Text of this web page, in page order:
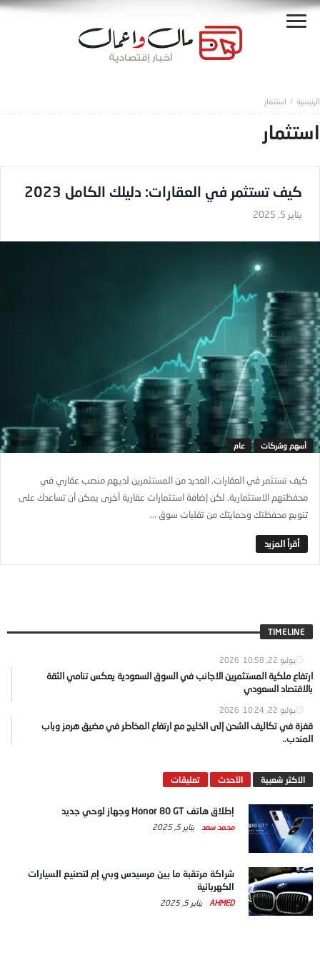
استثمار
استثمار
كيف تستثمر في العقارات: دليلك الكامل 2023
يناير 5, 2025
أسهم وشركات عام
كيف تستثمر في العقارات, العديد من المستثمرين لديهم منصب عقاري في
محفظتهم الاستثمارية. لكن إضافة استثمارات عقارية أخرى يمكن أن تساعدك على
تنويع محفظتك وحمايتك من تقلبات سوق ...
TIMELINE
يوليو 22, 2026 10:58
ارتفاع ملكية المستثمرين الاجانب في السوق السعودية يعكس تنامي الثقة
بالاقتصاد السعودي
يوليو 22, 2026 10:24
قفزة في تكاليف الشحن إلى الخليج مع ارتفاع المخاطر في مضيق هرمز وباب
المندب..
الاكثر شعبية الآحدث تعليقات
إطلاق هاتف Honor 80 GT وجهاز لوحي جديد
محمد سعد يناير 5, 2025
شراكة مرتقبة ما بين مرسيدس وبي إم لتصنيع السيارات
الكهربائية
AHMED يناير 5, 2025